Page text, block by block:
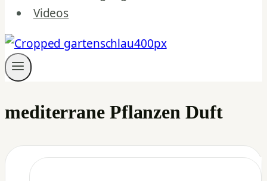
Videos
mediterrane Pflanzen Duft